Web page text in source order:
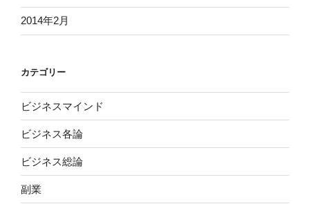
2014年2月
カテゴリー
ビジネスマインド
ビジネス各論
ビジネス総論
副業